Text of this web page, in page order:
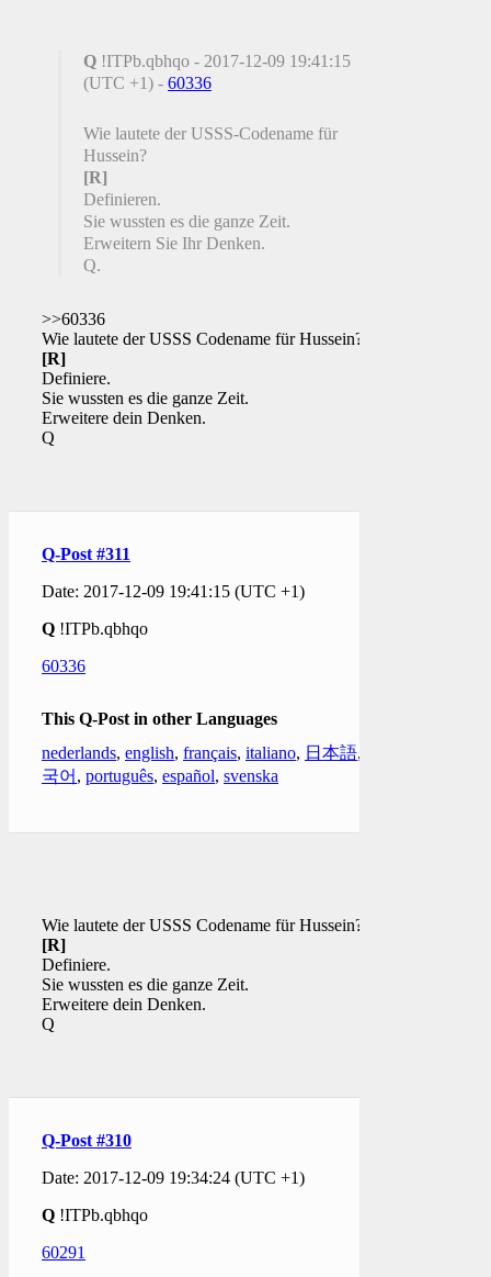
Q !ITPb.qbhqo - 2017-12-09 19:41:15
(UTC +1) - 60336
Wie lautete der USSS-Codename für
Hussein?
[R]
Definieren.
Sie wussten es die ganze Zeit.
Erweitern Sie Ihr Denken.
Q.
>>60336
Wie lautete der USSS Codename für Hussein?
[R]
Definiere.
Sie wussten es die ganze Zeit.
Erweitere dein Denken.
Q
Q-Post #311
Date: 2017-12-09 19:41:15 (UTC +1)
Q !ITPb.qbhqo
60336
This Q-Post in other Languages
nederlands, english, français, italiano, 日本語,
국어 , português, español, svenska
Wie lautete der USSS Codename für Hussein?
[R]
Definiere.
Sie wussten es die ganze Zeit.
Erweitere dein Denken.
Q
Q-Post #310
Date: 2017-12-09 19:34:24 (UTC +1)
Q !ITPb.qbhqo
60291